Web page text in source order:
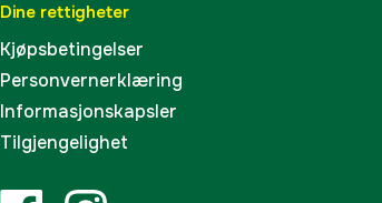
Dine rettigheter
Kjøpsbetingelser
Personvernerklæring
Informasjonskapsler
Tilgjengelighet